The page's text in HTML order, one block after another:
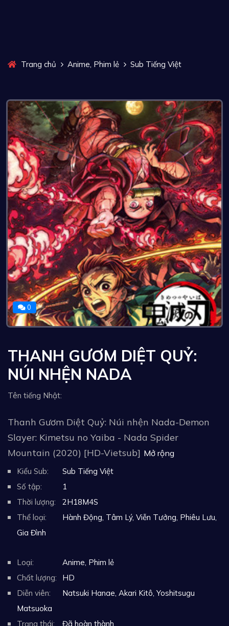
Trang chủ Anime, Phim lẻ Sub Tiếng Việt
0
THANH GƯƠM DIỆT QUỶ:
NÚI NHỆN NADA
Tên tiếng Nhật:
Thanh Gươm Diệt Quỷ: Núi nhện Nada-Demon
Slayer: Kimetsu no Yaiba - Nada Spider
Mountain (2020) [HD-Vietsub] Mở rộng
Kiểu Sub:
Sub Tiếng Việt
Số tập:
1
Thời lượng:
2H18M4S
Thể loại:
Hành Động, Tâm Lý, Viễn Tưởng, Phiêu Lưu,
Gia Đình
Loại: Anime, Phim lẻ
Chất lượng:
HD
Diễn viên:
Natsuki Hanae, Akari Kitô, Yoshitsugu
Matsuoka
Trạng thái:
Đã hoàn thành